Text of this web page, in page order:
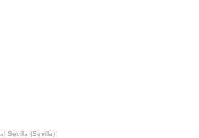
Sevilla (Sevilla)